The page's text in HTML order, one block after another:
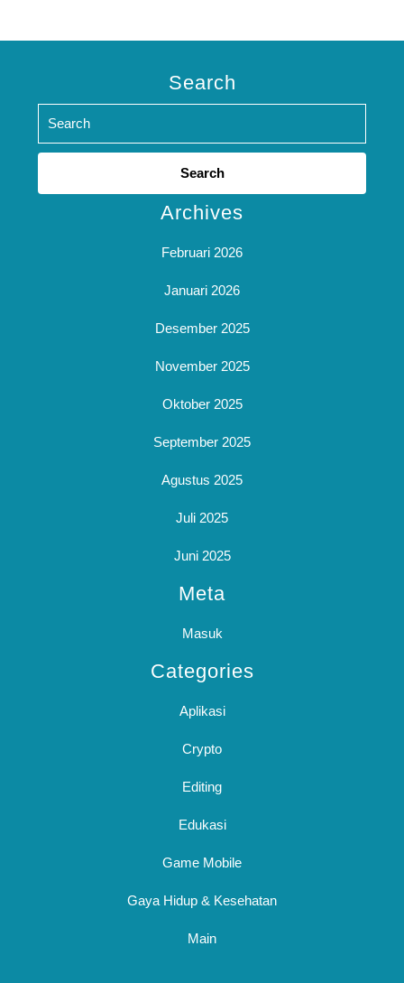
Search
Search
Archives
Februari 2026
Januari 2026
Desember 2025
November 2025
Oktober 2025
September 2025
Agustus 2025
Juli 2025
Juni 2025
Meta
Masuk
Categories
Aplikasi
Crypto
Editing
Edukasi
Game Mobile
Gaya Hidup & Kesehatan
Main